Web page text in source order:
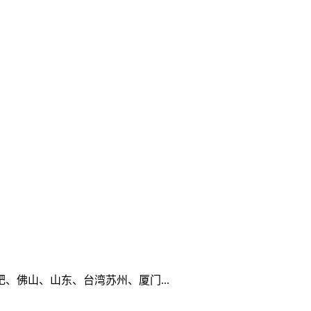
佛山、山东、台湾苏州、厦门...